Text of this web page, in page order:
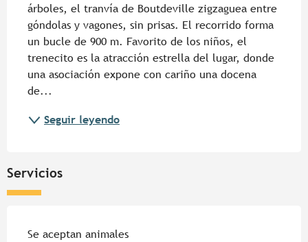
árboles, el tranvía de Boutdeville zigzaguea entre
góndolas y vagones, sin prisas. El recorrido forma
un bucle de 900 m. Favorito de los niños, el
trenecito es la atracción estrella del lugar, donde
una asociación expone con cariño una docena
de...
Seguir leyendo
Servicios
Se aceptan animales